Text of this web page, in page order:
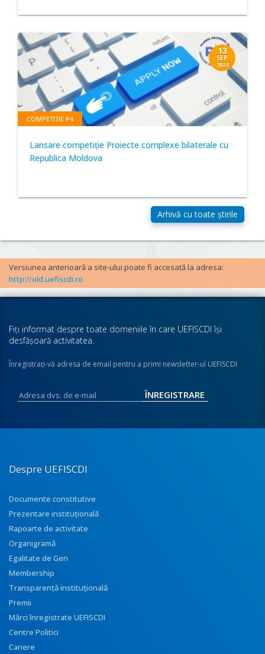
13
SEP
2024
COMPETITIE P4
Lansare competiție Proiecte complexe bilaterale cu
Republica Moldova
Versiunea anterioară a site-ului poate fi accesată la adresa:
http://old.uefiscdi.ro
Fiţi informat despre toate domeniile în care UEFISCDI îşi
desfăşoară activitatea.
Înregistraţi-vă adresa de email pentru a primi newsletter-ul UEFISCDI
Despre UEFISCDI
Documente constitutive
Prezentare instituţională
Rapoarte de activitate
Organigramă
Egalitate de Gen
Membership
Transparenţă instituţională
Premii
Mărci înregistrate UEFISCDI
Centre Politici
Cariere